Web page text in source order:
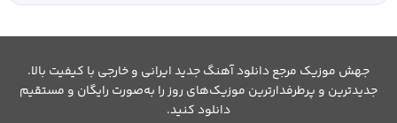
جهش موزیک مرجع دانلود آهنگ جدید ایرانی و خارجی با کیفیت بالا.
جدیدترین و پرطرفدارترین موزیک‌های روز را به‌صورت رایگان و مستقیم
دانلود کنید.